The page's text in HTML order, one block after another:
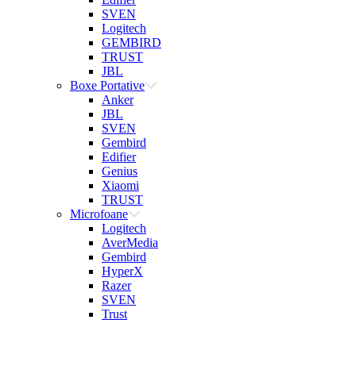
SVEN
Logitech
GEMBIRD
TRUST
JBL
Boxe Portative
Anker
JBL
SVEN
Gembird
Edifier
Genius
Xiaomi
TRUST
Microfoane
Logitech
AverMedia
Gembird
HyperX
Razer
SVEN
Trust